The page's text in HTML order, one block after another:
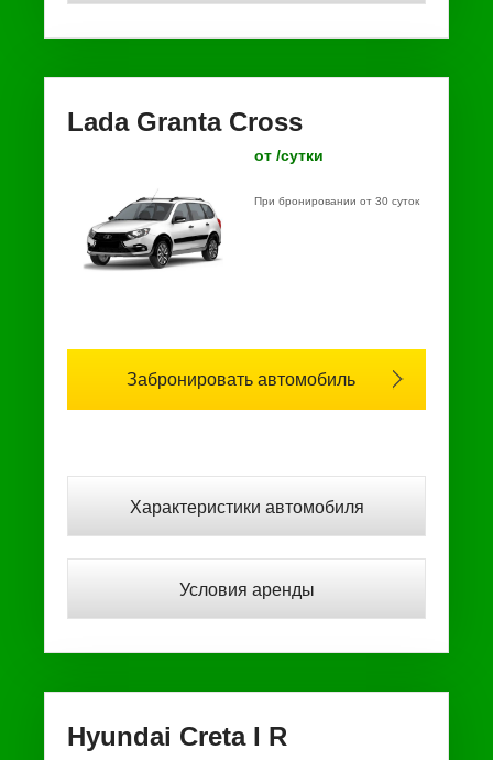
Lada Granta Cross
от /сутки
При бронировании от 30 суток
Забронировать автомобиль
Характеристики автомобиля
Условия аренды
Hyundai Creta I R